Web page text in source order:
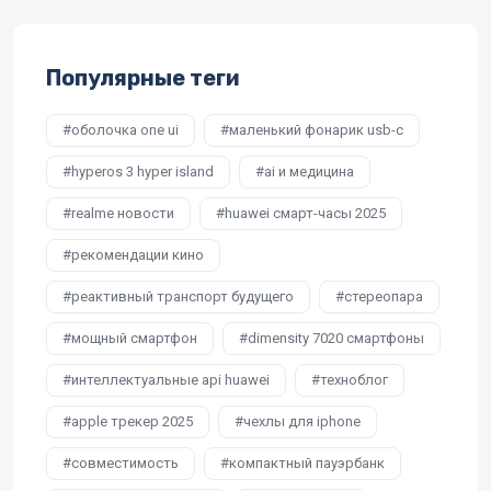
Популярные теги
оболочка one ui маленький фонарик usb-c
hyperos 3 hyper island ai и медицина
realme новости huawei смарт-часы 2025
рекомендации кино
реактивный транспорт будущего стереопара
мощный смартфон dimensity 7020 смартфоны
интеллектуальные api huawei техноблог
apple трекер 2025 чехлы для iphone
совместимость компактный пауэрбанк